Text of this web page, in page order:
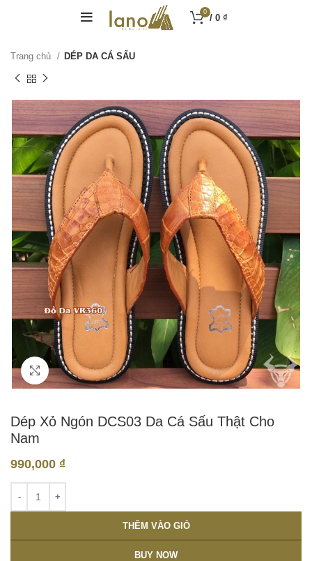
0
/ 0 ₫
Trang chủ DÉP DA CÁ SẤU
Click to enlarge
Dép Xỏ Ngón DCS03 Da Cá Sấu Thật Cho
Nam
990,000 ₫
THÊM VÀO GIỎ
BUY NOW